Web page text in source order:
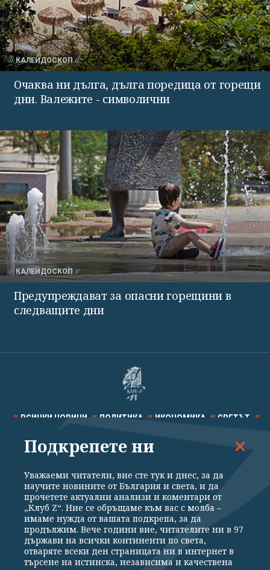
КАЛЕЙДОСКОП
Очаква ни дълга, дълга поредица от горещи
дни. Валежите - символични
КАЛЕЙДОСКОП
Предупреждават за опасни горещини в
следващите дни
ВСИЧКИ НОВИНИ ПОЛИТИКА ИКОНОМИКА СВЕТЪТ
СПОРТ КУЛТУРА ТЕХНОЛОГИИ КАЛЕЙДОСКОП
Общи условия
Политика за поверителност
Реклама
Партньори Контакти
За Клуб Z
Подкрепете ни
Уважаеми читатели, вие сте тук и днес, за да
научите новините от България и света, и да
прочетете актуални анализи и коментари от
„Клуб Z“. Ние се обръщаме към вас с молба –
имаме нужда от вашата подкрепа, за да
продължим. Вече години вие, читателите ни в 97
държави на всички континенти по света,
отваряте всеки ден страницата ни в интернет в
търсене на истинска, независима и качествена